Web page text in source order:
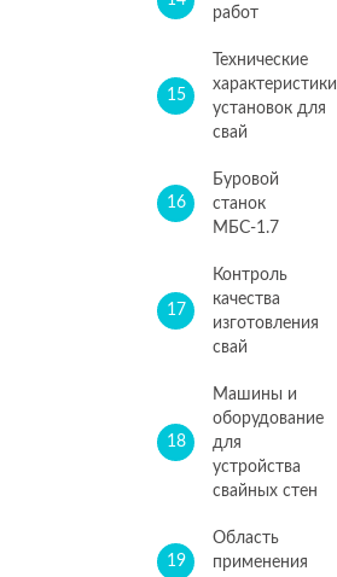
работ
15
Технические
характеристики
установок для
свай
16
Буровой
станок
МБС-1.7
17
Контроль
качества
изготовления
свай
18
Машины и
оборудование
для
устройства
свайных стен
19
Область
применения